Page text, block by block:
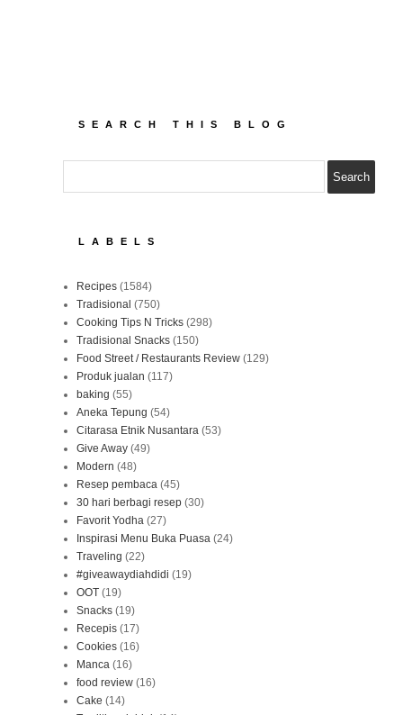
SEARCH THIS BLOG
LABELS
Recipes (1584)
Tradisional (750)
Cooking Tips N Tricks (298)
Tradisional Snacks (150)
Food Street / Restaurants Review (129)
Produk jualan (117)
baking (55)
Aneka Tepung (54)
Citarasa Etnik Nusantara (53)
Give Away (49)
Modern (48)
Resep pembaca (45)
30 hari berbagi resep (30)
Favorit Yodha (27)
Inspirasi Menu Buka Puasa (24)
Traveling (22)
#giveawaydiahdidi (19)
OOT (19)
Snacks (19)
Recepis (17)
Cookies (16)
Manca (16)
food review (16)
Cake (14)